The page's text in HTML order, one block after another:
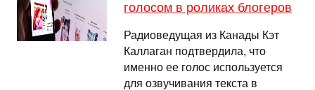
голосом в роликах блогеров
Радиоведущая из Канады Кэт
Каллаган подтвердила, что
именно ее голос используется
для озвучивания текста в